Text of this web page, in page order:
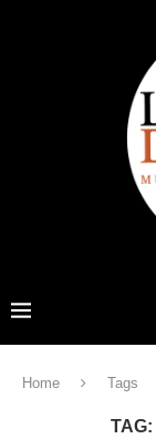
Home Tags
TAG: